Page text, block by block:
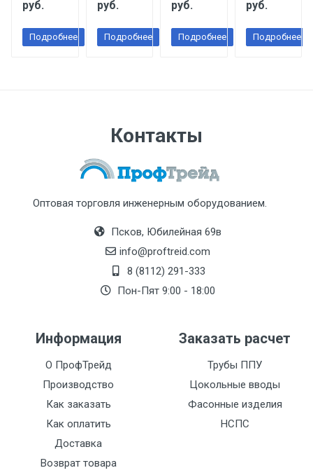
руб.
Подробнее
руб.
Подробнее
руб.
Подробнее
руб.
Подробнее
Контакты
Оптовая торговля инженерным оборудованием.
Псков, Юбилейная 69в
info@proftreid.com
8 (8112) 291-333
Пон-Пят 9:00 - 18:00
Информация
О ПрофТрейд
Производство
Как заказать
Как оплатить
Доставка
Возврат товара
Заказать расчет
Трубы ППУ
Цокольные вводы
Фасонные изделия
НСПС